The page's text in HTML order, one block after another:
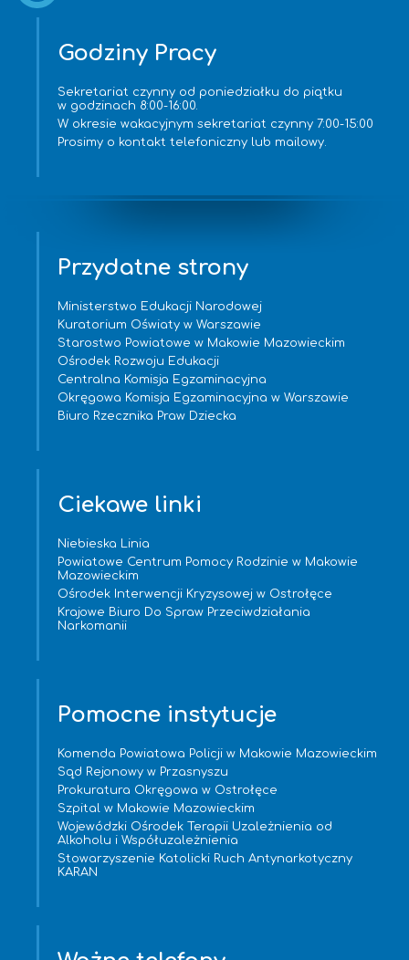
Godziny Pracy
Sekretariat czynny od poniedziałku do piątku
w godzinach 8:00-16:00.
W okresie wakacyjnym sekretariat czynny 7:00-15:00
Prosimy o kontakt telefoniczny lub mailowy.
Przydatne strony
Ministerstwo Edukacji Narodowej
Kuratorium Oświaty w Warszawie
Starostwo Powiatowe w Makowie Mazowieckim
Ośrodek Rozwoju Edukacji
Centralna Komisja Egzaminacyjna
Okręgowa Komisja Egzaminacyjna w Warszawie
Biuro Rzecznika Praw Dziecka
Ciekawe linki
Niebieska Linia
Powiatowe Centrum Pomocy Rodzinie w Makowie
Mazowieckim
Ośrodek Interwencji Kryzysowej w Ostrołęce
Krajowe Biuro Do Spraw Przeciwdziałania
Narkomanii
Pomocne instytucje
Komenda Powiatowa Policji w Makowie Mazowieckim
Sąd Rejonowy w Przasnyszu
Prokuratura Okręgowa w Ostrołęce
Szpital w Makowie Mazowieckim
Wojewódzki Ośrodek Terapii Uzależnienia od
Alkoholu i Współuzależnienia
Stowarzyszenie Katolicki Ruch Antynarkotyczny
KARAN